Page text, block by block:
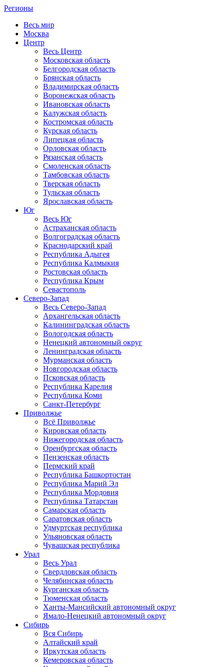
Регионы
Весь мир
Москва
Центр
Весь Центр
Московская область
Белгородская область
Брянская область
Владимирская область
Воронежская область
Ивановская область
Калужская область
Костромская область
Курская область
Липецкая область
Орловская область
Рязанская область
Смоленская область
Тамбовская область
Тверская область
Тульская область
Ярославская область
Юг
Весь Юг
Астраханская область
Волгоградская область
Краснодарский край
Республика Адыгея
Республика Калмыкия
Ростовская область
Республика Крым
Севастополь
Северо-Запад
Весь Северо-Запад
Архангельская область
Калининградская область
Вологодская область
Ненецкий автономный округ
Ленинградская область
Мурманская область
Новгородская область
Псковская область
Республика Карелия
Республика Коми
Санкт-Петербург
Приволжье
Всё Приволжье
Кировская область
Нижегородская область
Оренбургская область
Пензенская область
Пермский край
Республика Башкортостан
Республика Марий Эл
Республика Мордовия
Республика Татарстан
Самарская область
Саратовская область
Удмуртская республика
Ульяновская область
Чувашская республика
Урал
Весь Урал
Свердловская область
Челябинская область
Курганская область
Тюменская область
Ханты-Мансийский автономный округ
Ямало-Ненецкий автономный округ
Сибирь
Вся Сибирь
Алтайский край
Иркутская область
Кемеровская область